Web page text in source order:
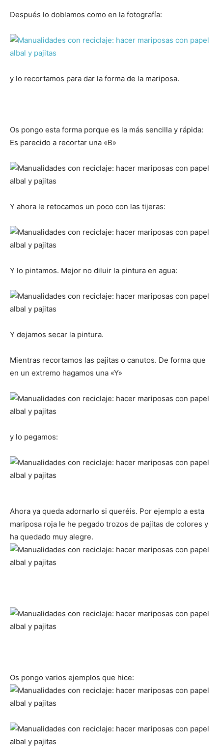
Después lo doblamos como en la fotografía:
y lo recortamos para dar la forma de la mariposa.
Os pongo esta forma porque es la más sencilla y rápida:
Es parecido a recortar una «B»
Y ahora le retocamos un poco con las tijeras:
Y lo pintamos. Mejor no diluir la pintura en agua:
Y dejamos secar la pintura.
Mientras recortamos las pajitas o canutos. De forma que
en un extremo hagamos una «Y»
y lo pegamos:
Ahora ya queda adornarlo si queréis. Por ejemplo a esta
mariposa roja le he pegado trozos de pajitas de colores y
ha quedado muy alegre.
Os pongo varios ejemplos que hice: